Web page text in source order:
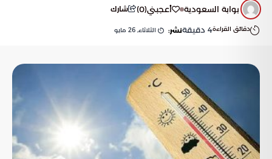
بوابة السعودية أعجبني(
0
) شارك
دقائق القراءة4 دقيقةنشر: الثلاثاء, 26 مايو